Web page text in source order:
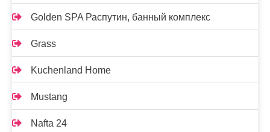
Golden SPA Распутин, банный комплекс
Grass
Kuchenland Home
Mustang
Nafta 24